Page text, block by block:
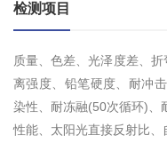
检测项目
质量、色差、光泽度差、
离强度、铅笔硬度、耐冲
染性、耐冻融(50次循环)、
性能、太阳光直接反射比、